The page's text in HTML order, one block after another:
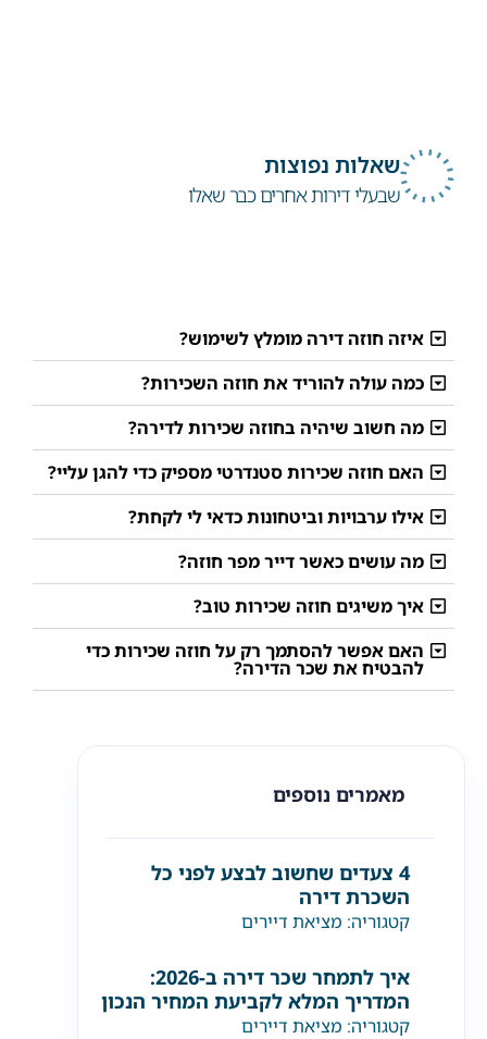
שאלות נפוצות
שבעלי דירות אחרים כבר שאלו
איזה חוזה דירה מומלץ לשימוש?
כמה עולה להוריד את חוזה השכירות?
מה חשוב שיהיה בחוזה שכירות לדירה?
האם חוזה שכירות סטנדרטי מספיק כדי להגן עליי?
אילו ערבויות וביטחונות כדאי לי לקחת?
מה עושים כאשר דייר מפר חוזה?
איך משיגים חוזה שכירות טוב?
האם אפשר להסתמך רק על חוזה שכירות כדי
להבטיח את שכר הדירה?
מאמרים נוספים
4 צעדים שחשוב לבצע לפני כל
השכרת דירה
קטגוריה: מציאת דיירים
איך לתמחר שכר דירה ב-2026:
המדריך המלא לקביעת המחיר הנכון
קטגוריה: מציאת דיירים